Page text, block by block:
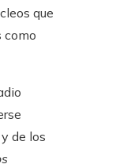
que
como
de los